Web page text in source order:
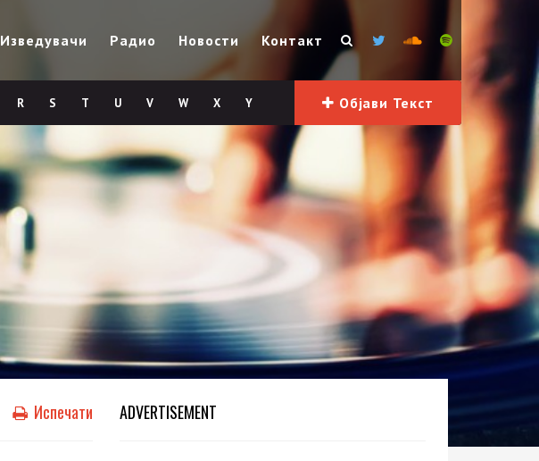
Изведувачи Радио Новости Контакт
R S T U V W X Y Објави Текст
Испечати ADVERTISEMENT